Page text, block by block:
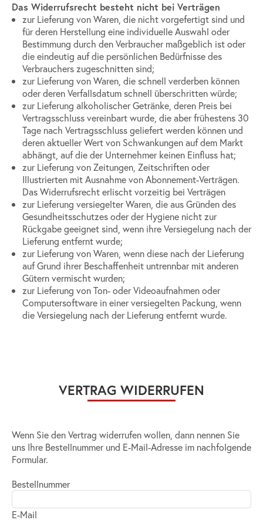
Das Widerrufsrecht besteht nicht bei Verträgen
zur Lieferung von Waren, die nicht vorgefertigt sind und
für deren Herstellung eine individuelle Auswahl oder
Bestimmung durch den Verbraucher maßgeblich ist oder
die eindeutig auf die persönlichen Bedürfnisse des
Verbrauchers zugeschnitten sind;
zur Lieferung von Waren, die schnell verderben können
oder deren Verfallsdatum schnell überschritten würde;
zur Lieferung alkoholischer Getränke, deren Preis bei
Vertragsschluss vereinbart wurde, die aber frühestens 30
Tage nach Vertragsschluss geliefert werden können und
deren aktueller Wert von Schwankungen auf dem Markt
abhängt, auf die der Unternehmer keinen Einfluss hat;
zur Lieferung von Zeitungen, Zeitschriften oder
Illustrierten mit Ausnahme von Abonnement-Verträgen.
Das Widerrufsrecht erlischt vorzeitig bei Verträgen
zur Lieferung versiegelter Waren, die aus Gründen des
Gesundheitsschutzes oder der Hygiene nicht zur
Rückgabe geeignet sind, wenn ihre Versiegelung nach der
Lieferung entfernt wurde;
zur Lieferung von Waren, wenn diese nach der Lieferung
auf Grund ihrer Beschaffenheit untrennbar mit anderen
Gütern vermischt wurden;
zur Lieferung von Ton- oder Videoaufnahmen oder
Computersoftware in einer versiegelten Packung, wenn
die Versiegelung nach der Lieferung entfernt wurde.
VERTRAG WIDERRUFEN
Wenn Sie den Vertrag widerrufen wollen, dann nennen Sie
uns Ihre Bestellnummer und E-Mail-Adresse im nachfolgende
Formular.
Bestellnummer
E-Mail